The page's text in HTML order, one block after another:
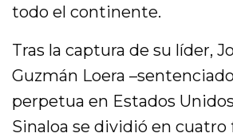
todo el continente.
Tras la captura de su líder,
Guzmán Loera
perpetua en Estados
Sinaloa se dividió en cuatro